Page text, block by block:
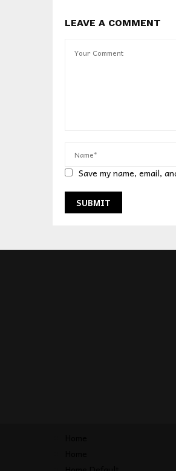
LEAVE A COMMENT
Save my name, email,